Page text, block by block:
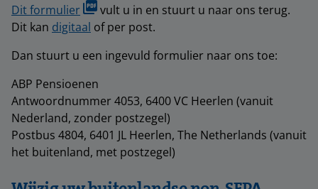
Dit formulier
vult u in en stuurt u naar ons terug.
Dit kan digitaal of per post.
Dan stuurt u een ingevuld formulier naar ons toe:
ABP Pensioenen
Antwoordnummer 4053, 6400 VC Heerlen (vanuit
Nederland, zonder postzegel)
Postbus 4804, 6401 JL Heerlen, The Netherlands (vanuit
het buitenland, met postzegel)